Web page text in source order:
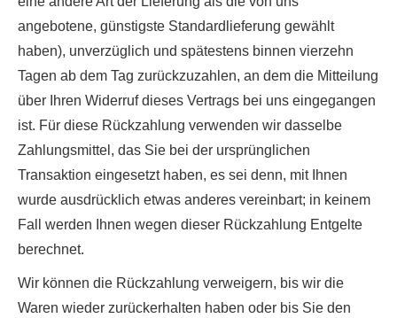
angebotene, günstigste Standardlieferung gewählt
haben), unverzüglich und spätestens binnen vierzehn
Tagen ab dem Tag zurückzuzahlen, an dem die Mitteilung
über Ihren Widerruf dieses Vertrags bei uns eingegangen
ist. Für diese Rückzahlung verwenden wir dasselbe
Zahlungsmittel, das Sie bei der ursprünglichen
Transaktion eingesetzt haben, es sei denn, mit Ihnen
wurde ausdrücklich etwas anderes vereinbart; in keinem
Fall werden Ihnen wegen dieser Rückzahlung Entgelte
berechnet.
Wir können die Rückzahlung verweigern, bis wir die
Waren wieder zurückerhalten haben oder bis Sie den